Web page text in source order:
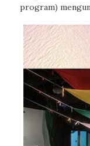
program)